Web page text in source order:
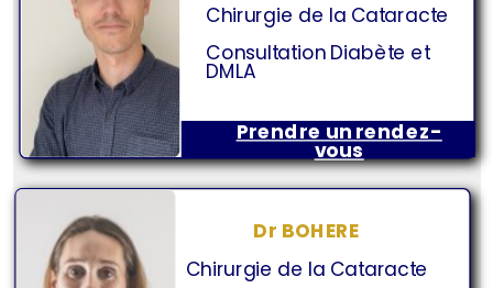
Chirurgie de la Cataracte
Consultation Diabète et
DMLA
Dr BOHERE
Chirurgie de la Cataracte
Prendre un rendez-
vous